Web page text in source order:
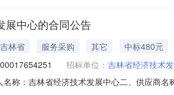
展中心的合同公告
吉林省 服务采购 其它
中标480元
招标单位： 吉林省经济技术
名称：吉林省经济技术发展中心二、供应商